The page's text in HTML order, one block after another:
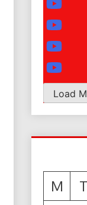
Load
M
T